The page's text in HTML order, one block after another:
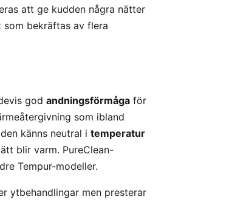
att ge kudden några nätter
som bekräftas av flera
god andningsförmåga för
som ibland
känns neutral i temperatur
blir varm. PureClean-
Tempur-modeller.
ytbehandlingar men presterar